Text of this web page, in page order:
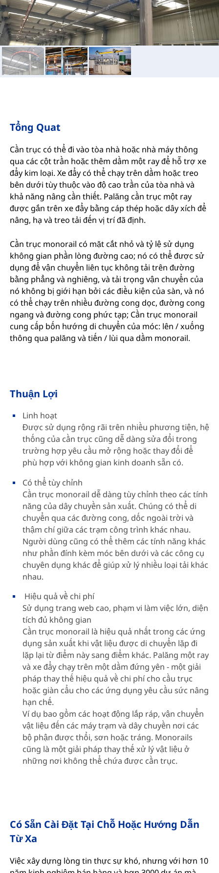
Tổng Quat
Cần trục có thể đi vào tòa nhà hoặc nhà máy thông
qua các cột trần hoặc thêm dầm một ray để hỗ trợ xe
đẩy kim loại. Xe đẩy có thể chạy trên dầm hoặc treo
bên dưới tùy thuộc vào độ cao trần của tòa nhà và
khả năng nâng cần thiết. Palăng cần trục một ray
được gắn trên xe đẩy bằng cáp thép hoặc dây xích để
nâng, hạ và treo tải đến vị trí đã định.
Cần trục monorail có mặt cắt nhỏ và tỷ lệ sử dụng
không gian phần lòng đường cao; nó có thể được sử
dụng để vận chuyển liên tục không tải trên đường
bằng phẳng và nghiêng, và tải trọng vận chuyển của
nó không bị giới hạn bởi các điều kiện của sàn, và nó
có thể chạy trên nhiều đường cong dọc, đường cong
ngang và đường cong phức tạp; Cần trục monorail
cung cấp bốn hướng di chuyển của móc: lên / xuống
thông qua palăng và tiến / lùi qua dầm monorail.
Thuận Lợi
Linh hoạt
Được sử dụng rộng rãi trên nhiều phương tiện, hệ
thống của cần trục cũng dễ dàng sửa đổi trong
trường hợp yêu cầu mở rộng hoặc thay đổi để
phù hợp với không gian kinh doanh sẵn có.
Có thể tùy chỉnh
Cần trục monorail dễ dàng tùy chỉnh theo các tính
năng của dây chuyền sản xuất. Chúng có thể di
chuyển qua các đường cong, dốc ngoài trời và
thậm chí giữa các trạm công trình khác nhau.
Người dùng cũng có thể thêm các tính năng khác
như phần đính kèm móc bên dưới và các công cụ
chuyên dụng khác để giúp xử lý nhiều loại tải khác
nhau.
Hiệu quả về chi phí
Sử dụng trang web cao, phạm vi làm việc lớn, diện
tích đủ không gian
Cần trục monorail là hiệu quả nhất trong các ứng
dụng sản xuất khi vật liệu được di chuyển lặp đi
lặp lại từ điểm này sang điểm khác. Palăng một ray
và xe đẩy chạy trên một dầm đứng yên - một giải
pháp thay thế hiệu quả về chi phí cho cầu trục
hoặc giàn cẩu cho các ứng dụng yêu cầu sức nâng
hạn chế.
Ví dụ bao gồm các hoạt động lắp ráp, vận chuyển
vật liệu đến các máy trạm và dây chuyền nơi các
bộ phận được thổi, sơn hoặc tráng. Monorails
cũng là một giải pháp thay thế xử lý vật liệu ở
những nơi không thể chứa được cần trục.
Có Sẵn Cài Đặt Tại Chỗ Hoặc Hướng Dẫn
Từ Xa
Việc xây dựng lòng tin thực sự khó, nhưng với hơn 10